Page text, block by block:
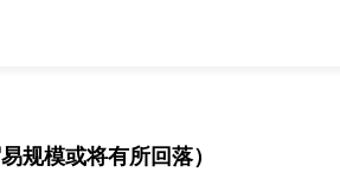
规模或将有所回落）